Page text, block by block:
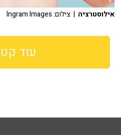
אילוסטרציה | צילום: Ingram Images
עוד